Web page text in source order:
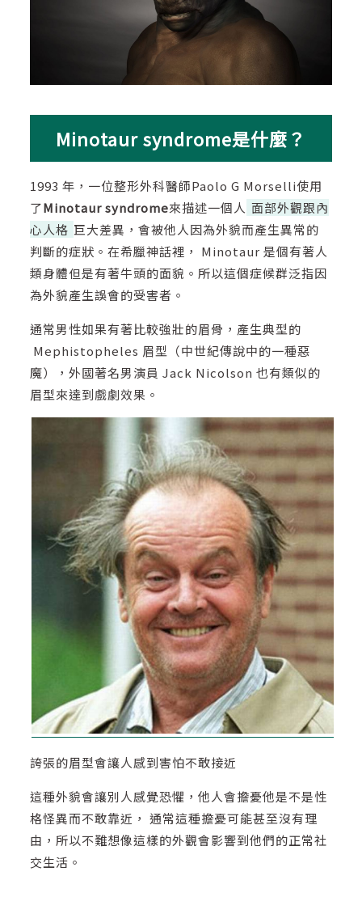
Minotaur syndrome是什麼？
1993 年，一位整形外科醫師Paolo G Morselli使用
了Minotaur syndrome來描述一個人 面部外觀跟內
心人格 巨大差異，會被他人因為外貌而產生異常的
判斷的症狀。在希臘神話裡， Minotaur 是個有著人
類身體但是有著牛頭的面貌。所以這個症候群泛指因
為外貌產生誤會的受害者。
通常男性如果有著比較強壯的眉骨，產生典型的
Mephistopheles 眉型（中世紀傳說中的一種惡
魔），外國著名男演員 Jack Nicolson 也有類似的
眉型來達到戲劇效果。
誇張的眉型會讓人感到害怕不敢接近
這種外貌會讓別人感覺恐懼，他人會擔憂他是不是性
格怪異而不敢靠近， 通常這種擔憂可能甚至沒有理
由，所以不難想像這樣的外觀會影響到他們的正常社
交生活。